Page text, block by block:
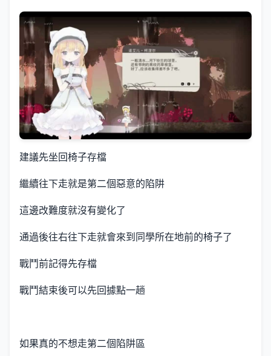
建議先坐回椅子存檔
繼續往下走就是第二個惡意的陷阱
這邊改難度就沒有變化了
通過後往右往下走就會來到同學所在地前的椅子了
戰鬥前記得先存檔
戰鬥結束後可以先回據點一趟
如果真的不想走第二個陷阱區